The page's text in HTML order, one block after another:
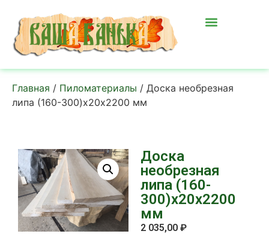
Главная / Пиломатериалы / Доска необрезная
липа (160-300)х20х2200 мм
Доска
необрезная
липа (160-
300)х20х2200
мм
2 035,00 ₽